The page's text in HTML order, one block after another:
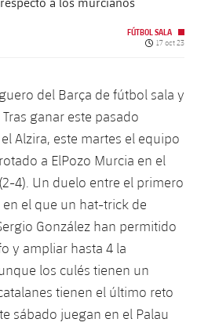
FÚTBOL SALA
Fecha de
17 oct 23
del Barça de fútbol sala y
ganar este pasado
Alzira, este martes el equipo
a ElPozo Murcia en el
4). Un duelo entre el primero
el que un hat-trick de
González han permitido
y ampliar hasta 4 la
los culés tienen un
tienen el último reto
sábado juegan en el Palau